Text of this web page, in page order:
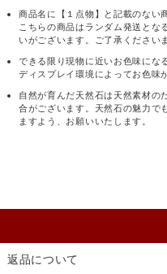
商品名に【１点物】と記載のない
こちらの商品はランダム発送とな
いがございます。ご了承ください
できる限り現物に近いお色味にな
ディスプレイ環境によってお色味
自然が育んだ天然石は天然素材の
合がございます。天然石の魅力で
ますよう、お願いいたします。
返品について